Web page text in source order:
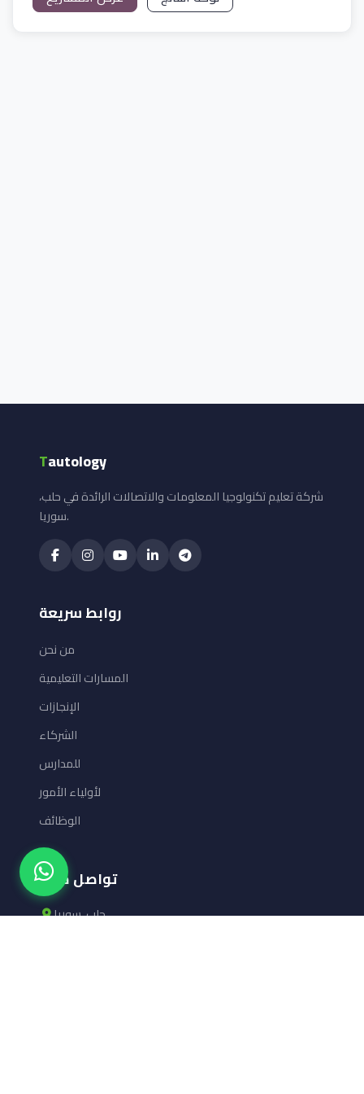
Tautology
شركة تعليم تكنولوجيا المعلومات والاتصالات الرائدة في حلب،
سوريا.
روابط سريعة
من نحن
المسارات التعليمية
الإنجازات
الشركاء
للمدارس
لأولياء الأمور
الوظائف
تواصل معنا
حلب، سوريا